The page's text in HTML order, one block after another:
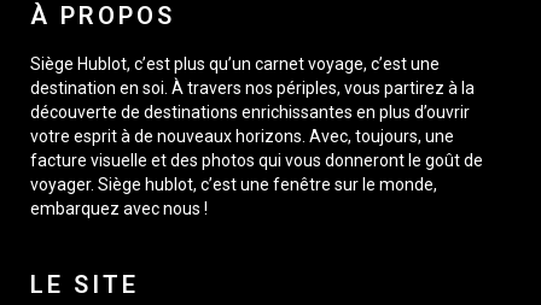
À PROPOS
Siège Hublot, c’est plus qu’un carnet voyage, c’est une
destination en soi. À travers nos périples, vous partirez à la
découverte de destinations enrichissantes en plus d’ouvrir
votre esprit à de nouveaux horizons. Avec, toujours, une
facture visuelle et des photos qui vous donneront le goût de
voyager. Siège hublot, c’est une fenêtre sur le monde,
embarquez avec nous !
LE SITE